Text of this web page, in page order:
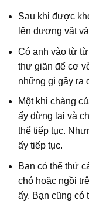
Sau khi được
lên dương vật
Có anh vào từ
thư giãn để cơ
những gì gây ra
Một khi chàng
ấy dừng lại và
thể tiếp tục.
ấy tiếp tục.
Bạn có thể thử
chó hoặc ngồi
ấy. Bạn cũng có